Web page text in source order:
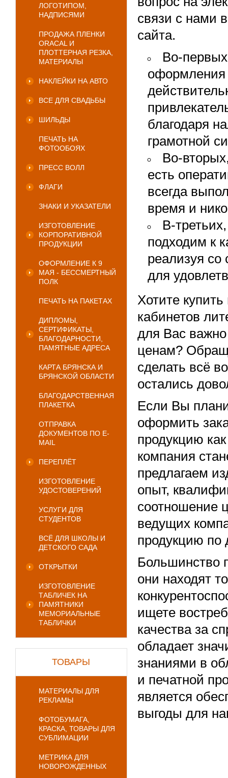
ЛОГОТИПОМ,
НАДПИСЯМИ
ПРОДАЖА ПЛЕНКИ
ORACAL И
ПЛОТТЕРНАЯ РЕЗКА,
МАТЕРИАЛЫ
НАКЛЕЙКИ НА АВТО
ВСЕ ДЛЯ СВАДЬБЫ
ШИЛЬДЫ
ПЕЧАТЬ НА
ФОТООБОЯХ
ПРЕСС ВОЛЛ
ФЛАГИ
ЗНАКИ И УКАЗАТЕЛИ
ИЗГОТОВЛЕНИЕ
КОРПОРАТИВНОЙ
ПРОДУКЦИИ
ОФОРМЛЕНИЕ К 9
МАЯ - БЕССМЕРТНЫЙ
ПОЛК
ПЕЧАТЬ НА ПАКЕТАХ
ДИПЛОМЫ,
СЕРТИФИКАТЫ,
БЛАГОДАРНОСТИ,
ПАМЯТНЫЕ АДРЕСА
КАРТА БРЯНСКА И
БРЯНСКОЙ ОБЛАСТИ
БЛАГОДАРСТВЕННАЯ
ПЛАКЕТКА
ОТПРАВКА
ДОКУМЕНТОВ ПО E-
MAIL
ПЕРЕПЛЁТ
ИЗГОТОВЛЕНИЕ
УДОСТОВЕРЕНИЙ
УСЛУГИ ДЛЯ
СТУДЕНТОВ
ВСЁ ДЛЯ ШКОЛЫ И
ДЕТСКОГО САДА
ОТКРЫТКИ
ИЗГОТОВЛЕНИЕ
ТАБЛИЧЕК НА
ПАМЯТНИКИ
МЕМОРИАЛЬНЫЕ
ТАБЛИЧКИ
ТОВАРЫ
МАТЕРИАЛЫ ДЛЯ
РЕКЛАМЫ
ФОТОБУМАГА,
КРАСКА, ТОВАРЫ ДЛЯ
СУБЛИМАЦИИ
МЕТРИКА ДЛЯ
НОВОРОЖДЕННЫХ
связи с нами
сайта.
Во-
оформления
благодаря
грамотной
Во-
есть
всегда
время и
В-
подходим к
реализуя
для
Хотите
кабинетов
для Вас
ценам?
сделать всё
остались
Если Вы
оформить
продукцию
компания
предлагаем
опыт,
соотношение
ведущих
продукцию по
Большинство
они находят
ищете
качества за
обладает
знаниями в
и печатной
является
выгоды для